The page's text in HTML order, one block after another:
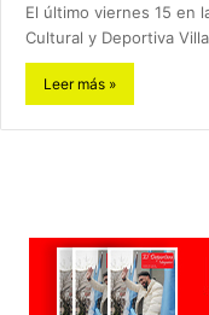
El último viernes 15 en
Cultural y Deportiva
Leer más »